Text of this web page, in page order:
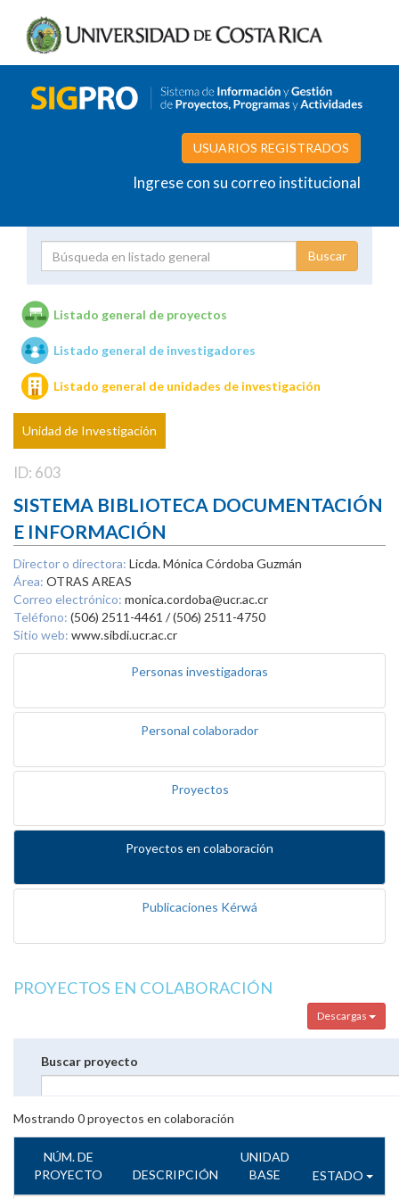
USUARIOS REGISTRADOS
Ingrese con su correo institucional
Unidades de investigación
Listado general de proyectos
Listado general de investigadores
Listado general de unidades de investigación
Unidad de Investigación
ID: 603
SISTEMA BIBLIOTECA DOCUMENTACIÓN
E INFORMACIÓN
Director o directora: Licda. Mónica Córdoba Guzmán
Área: OTRAS AREAS
Correo electrónico: monica.cordoba@ucr.ac.cr
Teléfono: (506) 2511-4461 / (506) 2511-4750
Sitio web: www.sibdi.ucr.ac.cr
Personas investigadoras
Personal colaborador
Proyectos
Proyectos en colaboración
Publicaciones Kérwá
PROYECTOS EN COLABORACIÓN
Descargas
Buscar proyecto
Mostrando 0proyectos en colaboración
NÚM. DE
PROYECTO
DESCRIPCIÓN
UNIDAD
BASE
ESTADO